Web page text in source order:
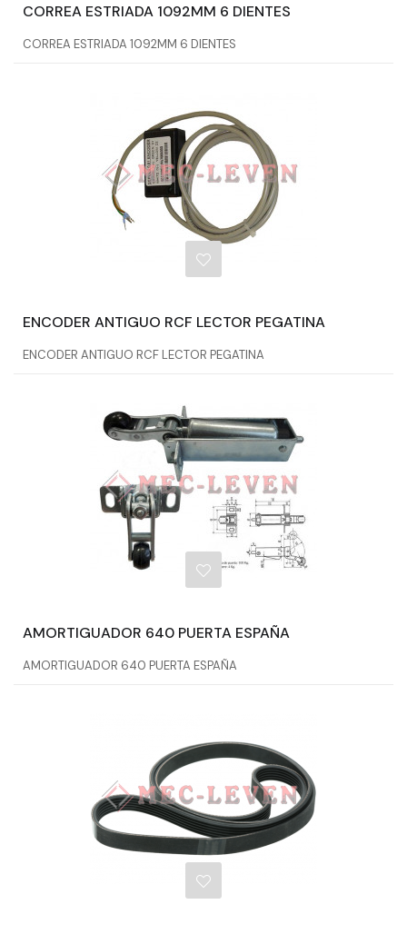
CORREA ESTRIADA 1092MM 6 DIENTES
CORREA ESTRIADA 1092MM 6 DIENTES
ENCODER ANTIGUO RCF LECTOR PEGATINA
ENCODER ANTIGUO RCF LECTOR PEGATINA
AMORTIGUADOR 640 PUERTA ESPAÑA
AMORTIGUADOR 640 PUERTA ESPAÑA